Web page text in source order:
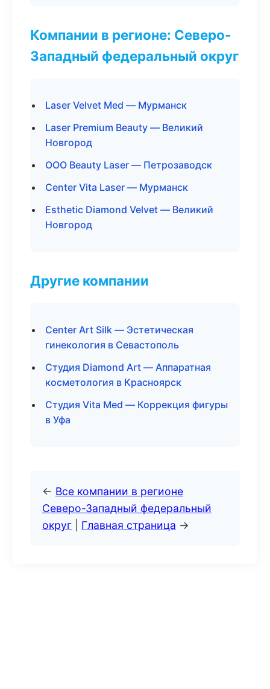
Компании в регионе: Северо-
Западный федеральный округ
Laser Velvet Med — Мурманск
Laser Premium Beauty — Великий
Новгород
ООО Beauty Laser — Петрозаводск
Center Vita Laser — Мурманск
Esthetic Diamond Velvet — Великий
Новгород
Другие компании
Center Art Silk — Эстетическая
гинекология в Севастополь
Студия Diamond Art — Аппаратная
косметология в Красноярск
Студия Vita Med — Коррекция фигуры
в Уфа
← Все компании в регионе
Северо-Западный федеральный
округ
Главная страница →